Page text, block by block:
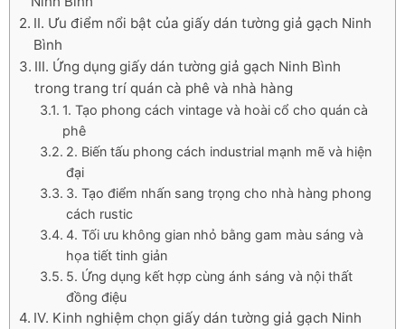
II. Ưu điểm nổi bật của giấy dán tường giả gạch Ninh
Bình
III. Ứng dụng giấy dán tường giả gạch Ninh Bình
trong trang trí quán cà phê và nhà hàng
1. Tạo phong cách vintage và hoài cổ cho quán cà
phê
2. Biến tấu phong cách industrial mạnh mẽ và hiện
đại
3. Tạo điểm nhấn sang trọng cho nhà hàng phong
cách rustic
4. Tối ưu không gian nhỏ bằng gam màu sáng và
họa tiết tinh giản
5. Ứng dụng kết hợp cùng ánh sáng và nội thất
đồng điệu
IV. Kinh nghiệm chọn giấy dán tường giả gạch Ninh